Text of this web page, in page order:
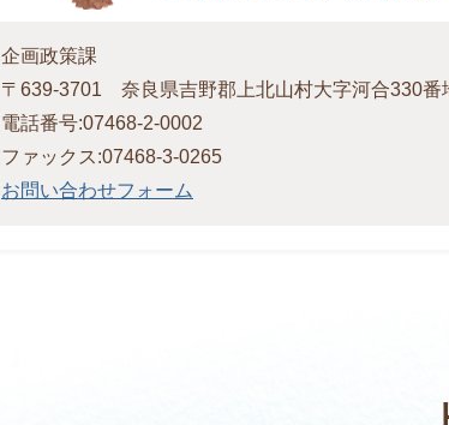
企画政策課
〒639-3701 奈良県吉野郡上北山村大字河合330番
電話番号:07468-2-0002
ファックス:07468-3-0265
お問い合わせフォーム